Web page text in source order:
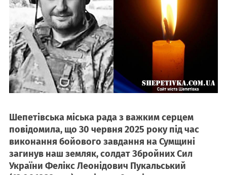
Шепетівська міська рада з важким серцем
повідомила, що 30 червня 2025 року під час
виконання бойового завдання на Сумщині
загинув наш земляк, солдат Збройних Сил
України Фелікс Леонідович Пукальський